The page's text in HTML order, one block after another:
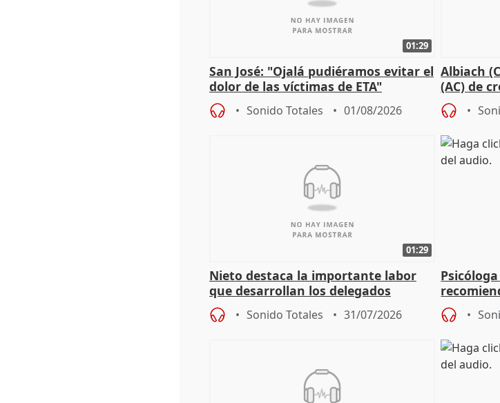
01:29
San José: "Ojalá pudiéramos evitar el
dolor de las víctimas de ETA"
Sonido Totales 01/08/2026
Albiach
(AC) de
para su
01:29
Nieto destaca la importante labor
que desarrollan los delegados
territoriales de la Junta
Sonido Totales 31/07/2026